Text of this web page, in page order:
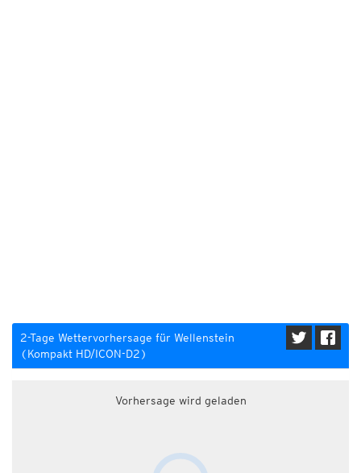
2-Tage Wettervorhersage für Wellenstein
(Kompakt HD/ICON-D2)
Vorhersage wird geladen